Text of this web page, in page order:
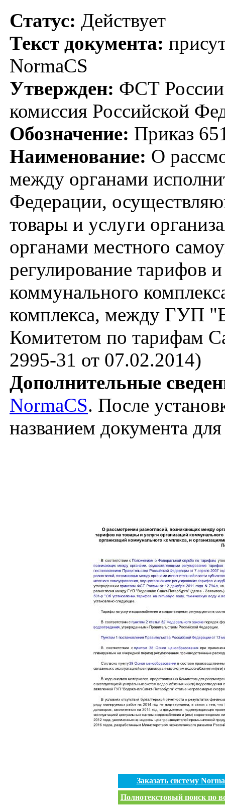
Статус: Действует
Текст документа:
NormaCS
Утвержден: ФСТ России;
комиссия Российской
Обозначение: Приказ
Наименование: О
между органами
Федерации,
товары и услуги
органами местного
регулирование тарифов
коммунального
комплекса, между ГУП
Комитетом по тарифам
2995-31 от 07.02.2014)
Дополнительные
NormaCS. После
названием документа
Заказать систему
Полнотекстовый поиск по